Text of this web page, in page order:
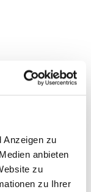
Anzeigen zu
anbieten
zu
zu Ihrer